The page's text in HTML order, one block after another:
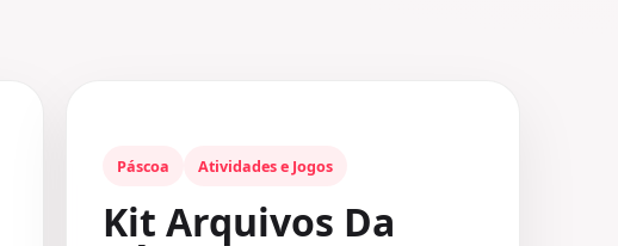
Páscoa Atividades e Jogos
Kit Arquivos Da